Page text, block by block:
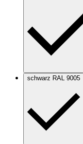
schwarz RAL 9005